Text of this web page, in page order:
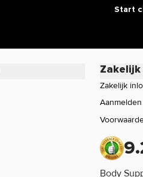
Start
Zakelijk
Zakelijk
Body